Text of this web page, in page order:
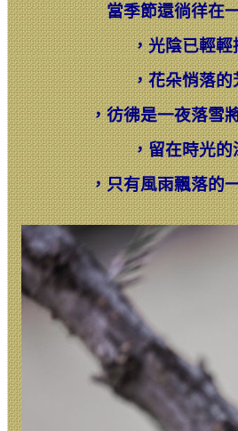
當季節還徜徉在
，光陰已輕輕
，花朵悄落的
，彷彿是一夜落雪
，留在時光的
，只有風雨飄落的